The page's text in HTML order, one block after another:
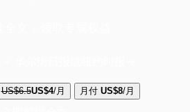
US$6.5US$4/月 月付 US$8/月